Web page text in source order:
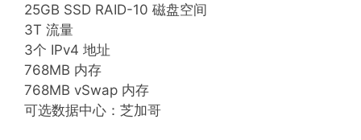
25GB SSD RAID-10 磁盘空间
3T 流量
3个 IPv4 地址
768MB 内存
768MB vSwap 内存
可选数据中心：芝加哥